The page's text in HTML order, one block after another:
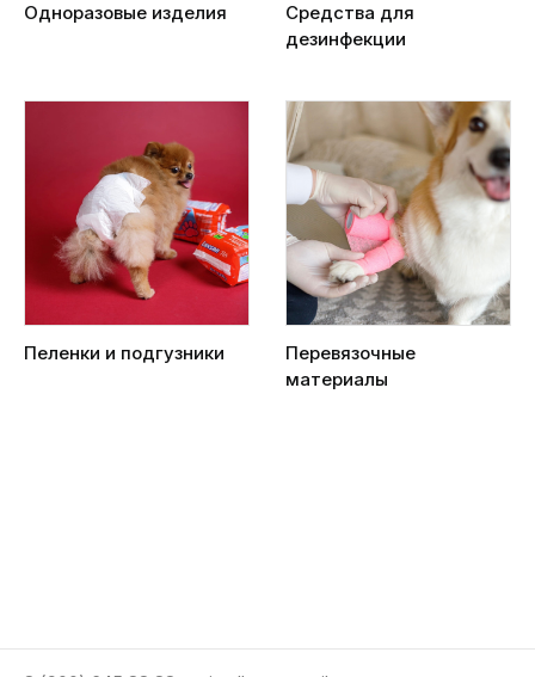
Одноразовые изделия
Средства для
дезинфекции
Пеленки и подгузники
Перевязочные
материалы